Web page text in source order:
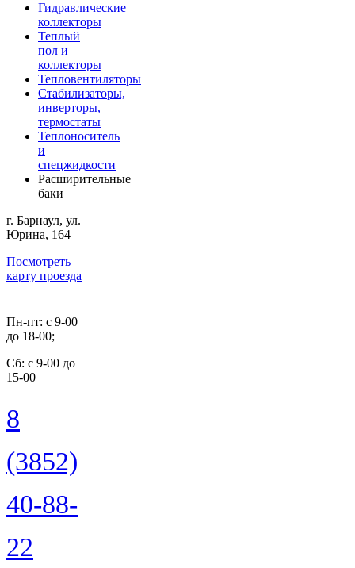
Гидравлические
коллекторы
Теплый
пол и
коллекторы
Тепловентиляторы
Стабилизаторы,
инверторы,
термостаты
Теплоноситель
и
спецжидкости
Расширительные
баки
г. Барнаул, ул.
Юрина, 164
Посмотреть
карту проезда
Пн-пт: с 9-00
до 18-00;
Cб: с 9-00 до
15-00
8
(3852)
40-88-
22